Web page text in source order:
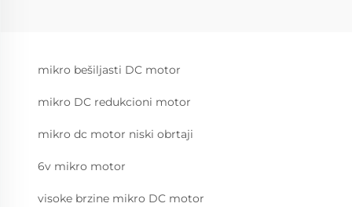
mikro bešiljasti DC motor
mikro DC redukcioni motor
mikro dc motor niski obrtaji
6v mikro motor
visoke brzine mikro DC motor